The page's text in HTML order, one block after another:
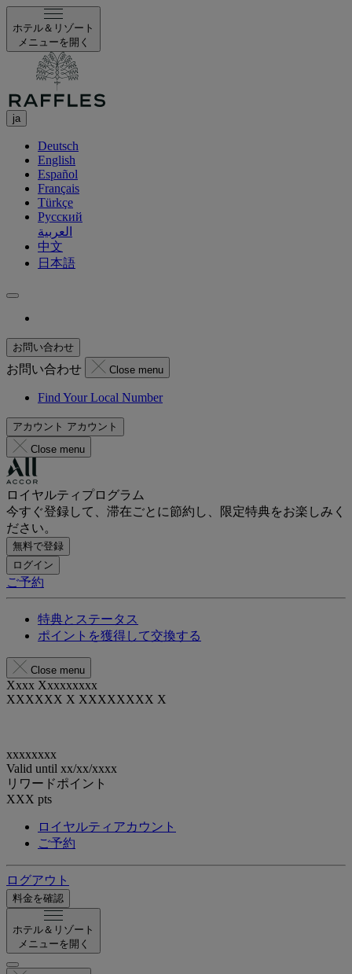
ホテル＆リゾート
メニューを開く
ja
Deutsch
English
Español
Français
Türkçe
Русский
العربية
中文
日本語
お問い合わせ
お問い合わせ Close menu
Find Your Local Number
アカウント アカウント
Close menu
ロイヤルティプログラム
今すぐ登録して、滞在ごとに節約し、限定特典をお楽しみく
ださい。
無料で登録
ログイン
ご予約
特典とステータス
ポイントを獲得して交換する
Close menu
Xxxx Xxxxxxxxx
XXXXXX X XXXXXXXX X
xxxxxxxx
Valid until xx/xx/xxxx
リワードポイント
XXX pts
ロイヤルティアカウント
ご予約
ログアウト
料金を確認
ホテル＆リゾート
メニューを開く